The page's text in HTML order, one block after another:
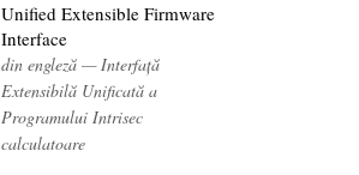
Unified Extensible Firmware
Interface
din engleză — Interfață
Extensibilă Unificată a
Programului Intrisec
calculatoare